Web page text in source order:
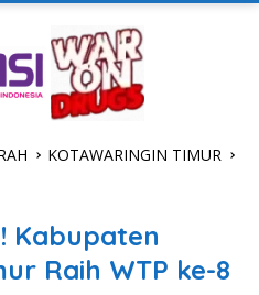
KOTAWARINGIN TIMUR
Kabupaten
Raih WTP ke-8